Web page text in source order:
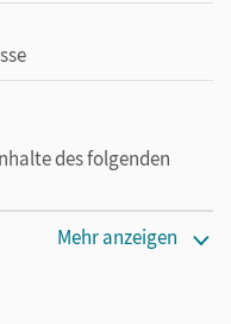
des folgenden
Mehr anzeigen